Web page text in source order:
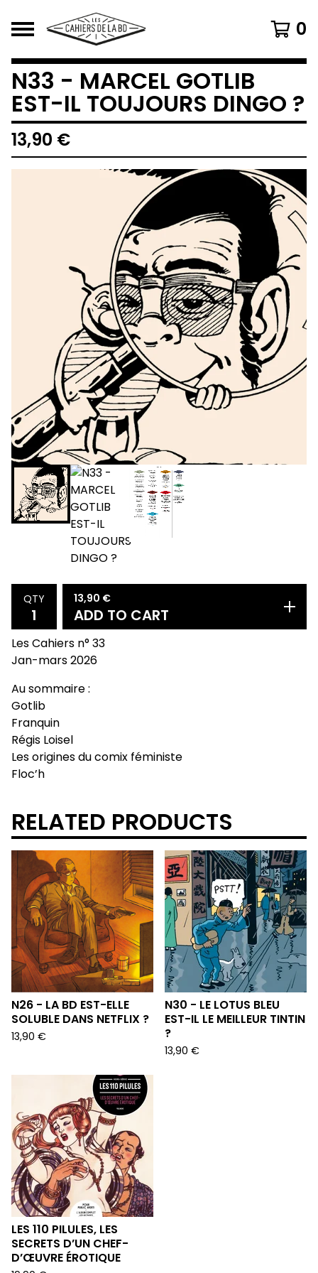
0
N33 - MARCEL GOTLIB
EST-IL TOUJOURS DINGO ?
13,90 €
QTY 13,90 €
ADD TO CART
Les Cahiers n° 33
Jan-mars 2026
Au sommaire :
Gotlib
Franquin
Régis Loisel
Les origines du comix féministe
Floc’h
RELATED PRODUCTS
N26 - LA BD EST-ELLE
SOLUBLE DANS NETFLIX ?
13,90 €
N30 - LE LOTUS BLEU
EST-IL LE MEILLEUR TINTIN
?
13,90 €
LES 110 PILULES, LES
SECRETS D’UN CHEF-
D’ŒUVRE ÉROTIQUE